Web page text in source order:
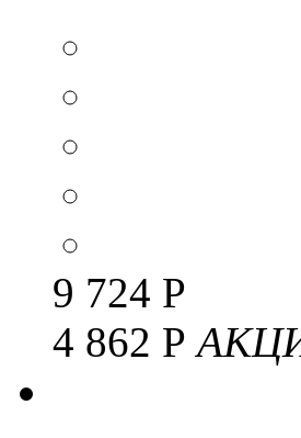
9 724 Р
4 862 Р